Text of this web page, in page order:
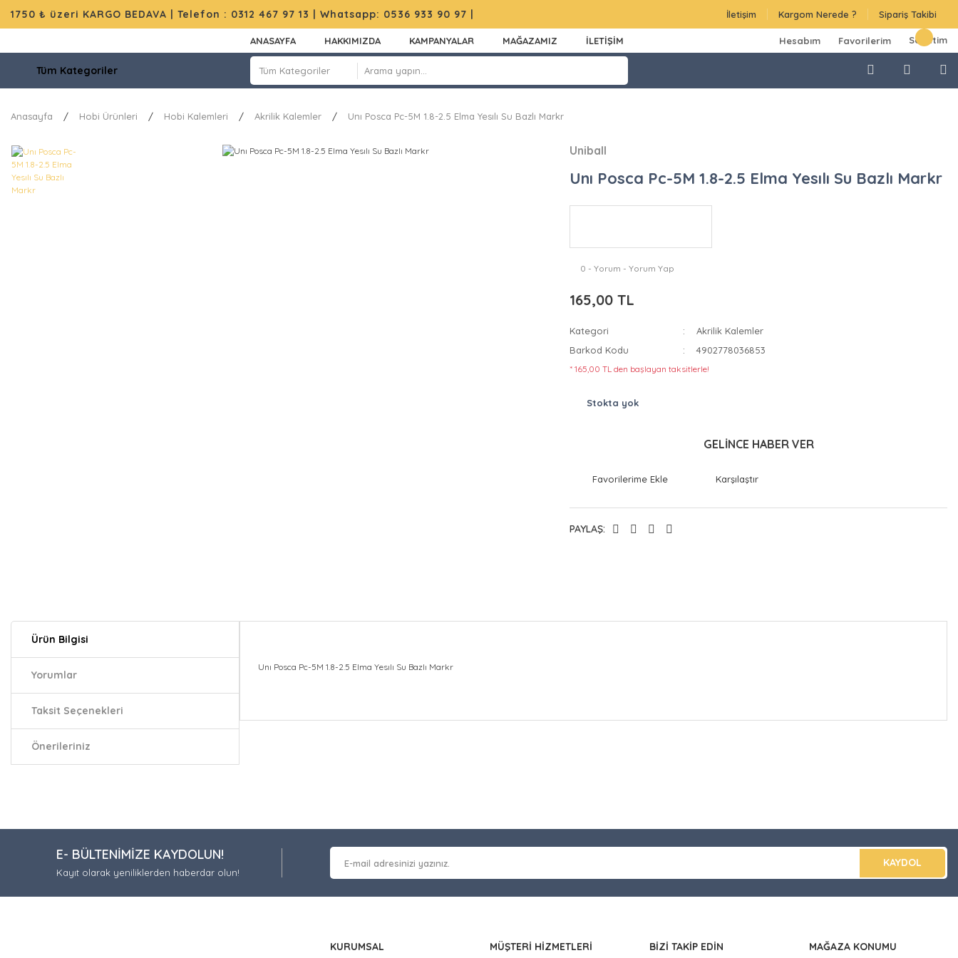
1750 ₺ üzeri KARGO BEDAVA | Telefon : 0312 467 97 13 | Whatsapp: 0536 933 90 97 | İletişim Kargom Nerede ? Sipariş Takibi
ANASAYFA HAKKIMIZDA KAMPANYALAR MAĞAZAMIZ İLETİŞİM Hesabım Favorilerim Sepetim
Tüm Kategoriler
Anasayfa Hobi Ürünleri Hobi Kalemleri Akrilik Kalemler Unı Posca Pc-5M 1.8-2.5 Elma Yesılı Su Bazlı Markr
Uniball
Unı Posca Pc-5M 1.8-2.5 Elma Yesılı Su Bazlı Markr
0 - Yorum - Yorum Yap
165,00 TL
Kategori
Akrilik Kalemler
Barkod Kodu
4902778036853
* 165,00 TL den başlayan taksitlerle!
Stokta yok
GELİNCE HABER VER
Karşılaştır
PAYLAŞ:
Ürün Bilgisi
Yorumlar
Taksit Seçenekleri
Önerileriniz
Unı Posca Pc-5M 1.8-2.5 Elma Yesılı Su Bazlı Markr
Ürün fiyatı diğer sitelerden daha pahalı.
E- BÜLTENİMİZE KAYDOLUN!
Kayıt olarak yeniliklerden haberdar olun!
KAYDOL
KURUMSAL MÜŞTERİ HİZMETLERİ BİZİ TAKİP EDİN MAĞAZA KONUMU